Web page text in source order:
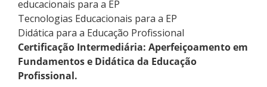
educacionais para a EP
Tecnologias Educacionais para a EP
Didática para a Educação Profissional
Certificação Intermediária: Aperfeiçoamento em
Fundamentos e Didática da Educação
Profissional.